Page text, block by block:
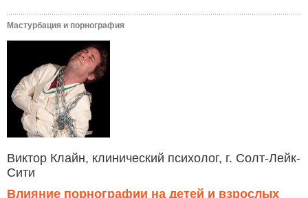
Мастурбация и порнография
Виктор Клайн, клинический психолог, г. Солт-Лейк-
Сити
Влияние порнографии на детей и взрослых